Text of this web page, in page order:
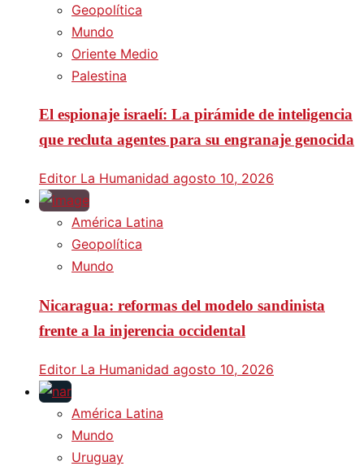
Geopolítica
Mundo
Oriente Medio
Palestina
El espionaje israelí: La pirámide de inteligencia
que recluta agentes para su engranaje genocida
Editor La Humanidad agosto 10, 2026
América Latina
Geopolítica
Mundo
Nicaragua: reformas del modelo sandinista
frente a la injerencia occidental
Editor La Humanidad agosto 10, 2026
América Latina
Mundo
Uruguay